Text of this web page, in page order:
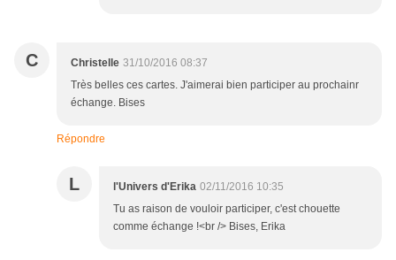
C Christelle 31/10/2016 08:37
Très belles ces cartes. J'aimerai bien participer au prochainr
échange. Bises
Répondre
L l'Univers d'Erika 02/11/2016 10:35
Tu as raison de vouloir participer, c'est chouette
comme échange !<br /> Bises, Erika